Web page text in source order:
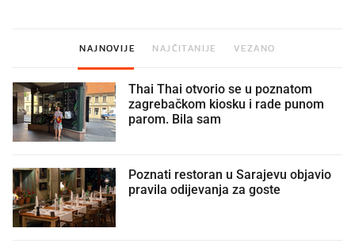
NAJNOVIJE NAJČITANIJE VEZANO
Thai Thai otvorio se u poznatom
zagrebačkom kiosku i rade punom
parom. Bila sam
Poznati restoran u Sarajevu objavio
pravila odijevanja za goste